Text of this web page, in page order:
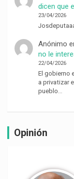
dicen que
23/04/2026
Anónimo
no le
22/04/2026
El gobierno
a privatizar
pueblo…
Opinión